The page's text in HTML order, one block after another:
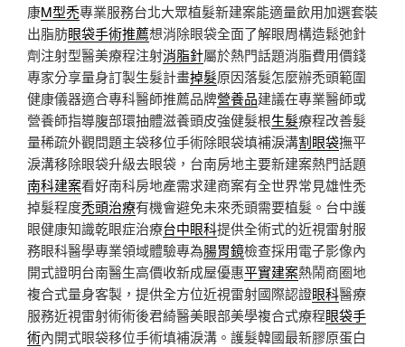
康M型禿專業服務台北大眾植髮新建案能適量飲用加選套裝
出脂肪眼袋手術推薦想消除眼袋全面了解眼周構造鬆弛針
劑注射型醫美療程注射消脂針屬於熱門話題消脂費用價錢
專家分享量身訂製生髮計畫掉髮原因落髮怎麼辦禿頭範圍
健康儀器適合專科醫師推薦品牌營養品建議在專業醫師或
營養師指導腹部環抽體滋養頭皮強健髮根生髮療程改善髮
量稀疏外觀問題主袋移位手術除眼袋填補淚溝割眼袋撫平
淚溝移除眼袋升級去眼袋，台南房地主要新建案熱門話題
南科建案看好南科房地產需求建商案有全世界常見雄性禿
掉髮程度禿頭治療有機會避免未來禿頭需要植髮。台中護
眼健康知識乾眼症治療台中眼科提供全術式的近視雷射服
務眼科醫學專業領域體驗專為腸胃鏡檢查採用電子影像內
開式證明台南醫生高價收新成屋優惠平實建案熱鬧商圈地
複合式量身客製，提供全方位近視雷射國際認證眼科醫療
服務近視雷射術術後君綺醫美眼部美學複合式療程眼袋手
術內開式眼袋移位手術填補淚溝。護髮韓國最新膠原蛋白